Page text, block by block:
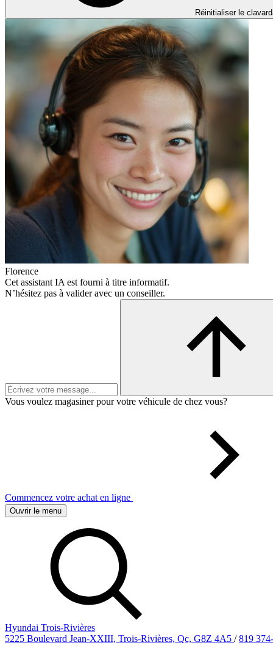
Réinitialiser le
Florence
Cet assistant IA est fourni à titre informatif.
N’hésitez pas à valider avec un conseiller.
Vous voulez magasiner pour votre véhicule de chez vous?
Commencez votre achat en ligne
Ouvrir le menu
Hyundai Trois-Rivières
5225 Boulevard Jean-XXIII, Trois-Rivières, Qc, G8Z 4A5 / 819